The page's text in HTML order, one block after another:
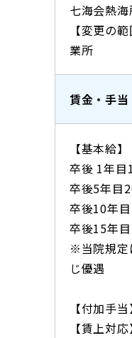
七海会熱
【変更の
業所
賃金 ・手当
【基本給】
卒後 1年
卒後5年目
卒後10年
卒後15年
※当院規定
じ優遇
【付加手
【賃上対